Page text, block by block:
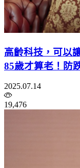
高齡科技，可以
85歲才算老！防
2025.07.14
19,476